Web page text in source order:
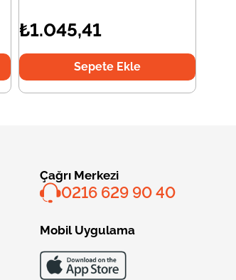
₺1.045,41
Sepete Ekle
Çağrı Merkezi
0216 629 90 40
Mobil Uygulama